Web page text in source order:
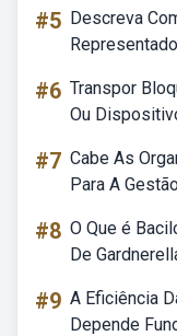
#5 Descreva
#6 Transpor
Ou
#7 Cabe As
Para A
#8 O Que é
De
#9 A Eficiência
Depende